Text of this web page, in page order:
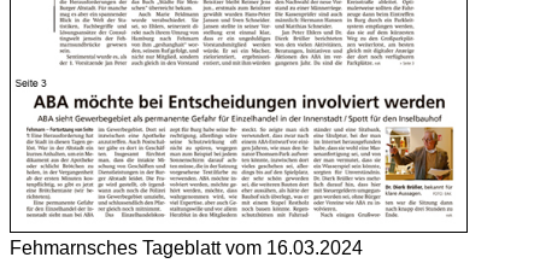
Fehmarnsches Tageblatt vom 16.03.2024